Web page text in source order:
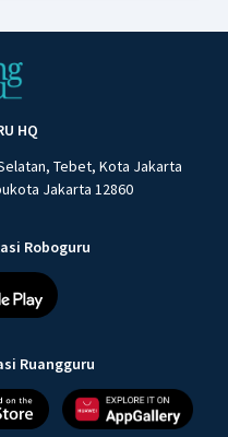
HQ
Tebet, Kota Jakarta
Jakarta 12860
Roboguru
Ruangguru